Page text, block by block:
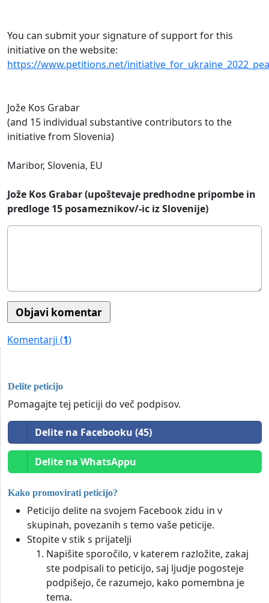
You can submit your signature of support for this
initiative on the website:
https://www.petitions.net/
Jože Kos Grabar
(and 15 individual substantive contributors to the
initiative from Slovenia)
Maribor, Slovenia, EU
Jože Kos Grabar (upoštevaje predhodne pripombe in
predloge 15 posameznikov/-ic iz Slovenije)
Komentarji (1)
Delite peticijo
Pomagajte tej peticiji do več podpisov.
Delite na Facebooku (45)
Delite na WhatsAppu
Kako promovirati peticijo?
Peticijo delite na svojem Facebook zidu in v
skupinah, povezanih s temo vaše peticije.
Stopite v stik s prijatelji
Napišite sporočilo, v katerem razložite, zakaj
ste podpisali to peticijo, saj ljudje pogosteje
podpišejo, če razumejo, kako pomembna je
tema.